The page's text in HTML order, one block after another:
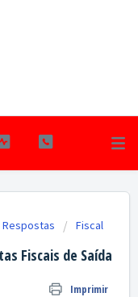
Fiscal
Fiscais de Saída
Imprimir